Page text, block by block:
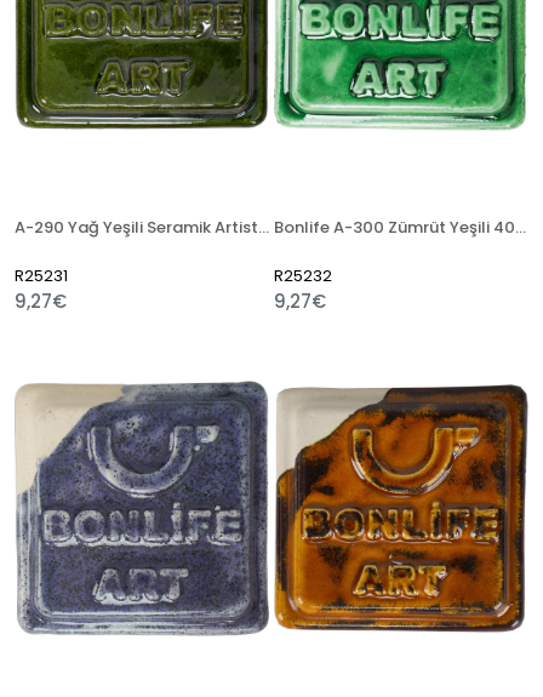
A-290 Yağ Yeşili Seramik Artistik Sır
R25231
9,27€
Bonlife A-300 Zümrüt Yeşili 400 Gr Seramik Artistik Sır
R25232
9,27€